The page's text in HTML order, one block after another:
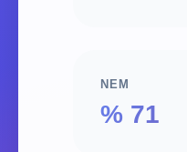
NEM
% 71